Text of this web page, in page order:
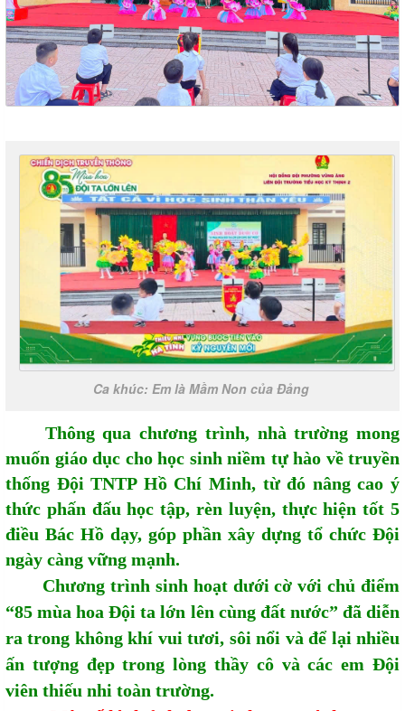
Ca khúc: Em là Mầm Non của Đảng
Thông qua chương trình, nhà trường mong
muốn giáo dục cho học sinh niềm tự hào về truyền
thống Đội TNTP Hồ Chí Minh, từ đó nâng cao ý
thức phấn đấu học tập, rèn luyện, thực hiện tốt 5
điều Bác Hồ dạy, góp phần xây dựng tổ chức Đội
ngày càng vững mạnh.
Chương trình sinh hoạt dưới cờ với chủ điểm
“85 mùa hoa Đội ta lớn lên cùng đất nước” đã diễn
ra trong không khí vui tươi, sôi nổi và để lại nhiều
ấn tượng đẹp trong lòng thầy cô và các em Đội
viên thiếu nhi toàn trường.